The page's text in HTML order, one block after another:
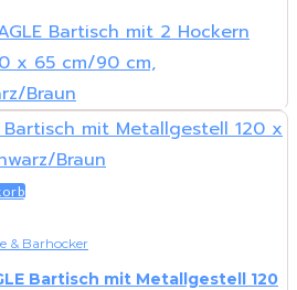
& Barhocker
Bartisch mit Metallgestell 120